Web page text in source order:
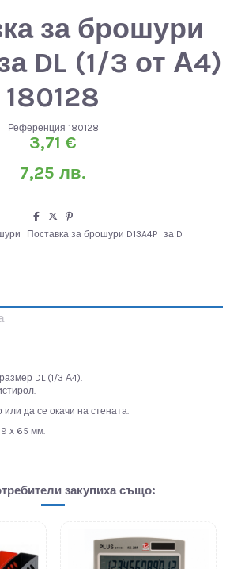
за брошури
DL (1/3 от А4)
180128
Референция 180128
3,71 €
7,25 лв.
Поставка за брошури D13A4P за D
DL (1/3 А4).
да се окачи на стената.
х 65 мм.
закупиха също: